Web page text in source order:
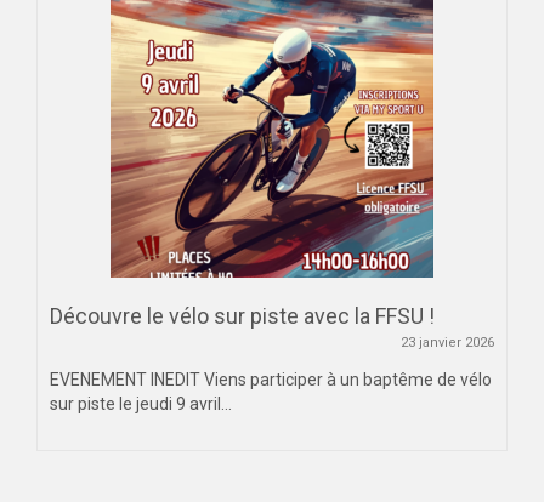
Découvre le vélo sur piste avec la FFSU !
23 janvier 2026
EVENEMENT INEDIT Viens participer à un baptême de vélo
sur piste le jeudi 9 avril...